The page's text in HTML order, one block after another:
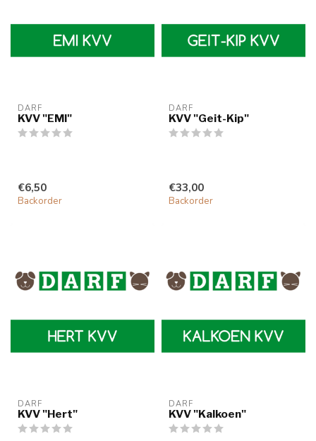
DARF
KVV "EMI"
€6,50
Backorder
DARF
KVV "Geit-Kip"
€33,00
Backorder
DARF
KVV "Hert"
DARF
KVV "Kalkoen"